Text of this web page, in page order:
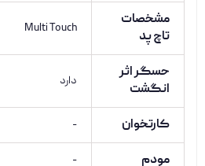
مشخصات
تاچ پد
Multi Touch
حسگر اثر
انگشت
دارد
کارتخوان -
مودم -